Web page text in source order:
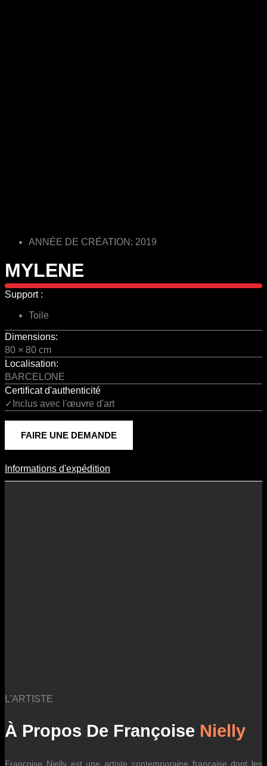
ANNÉE DE CRÉATION: 2019
MYLENE
Support :
Toile
Dimensions:
80 × 80 cm
Localisation:
BARCELONE
Certificat d'authenticité
✓Inclus avec l'œuvre d'art
FAIRE UNE DEMANDE
Informations D'expédition
Informations d'expédition
L'ARTISTE
À Propos De Françoise Nielly
Françoise Nielly est une artiste contemporaine française dont les